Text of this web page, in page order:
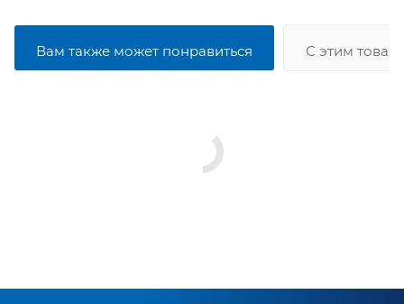
Вам также может понравиться С этим